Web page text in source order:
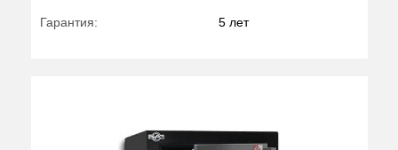
Гарантия: 5 лет